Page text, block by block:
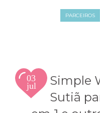
PARCEIROS
03
jul
2014
Simple
Sutiã